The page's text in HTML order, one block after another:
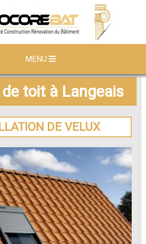
MENU
toit à Langeais
DE VELUX